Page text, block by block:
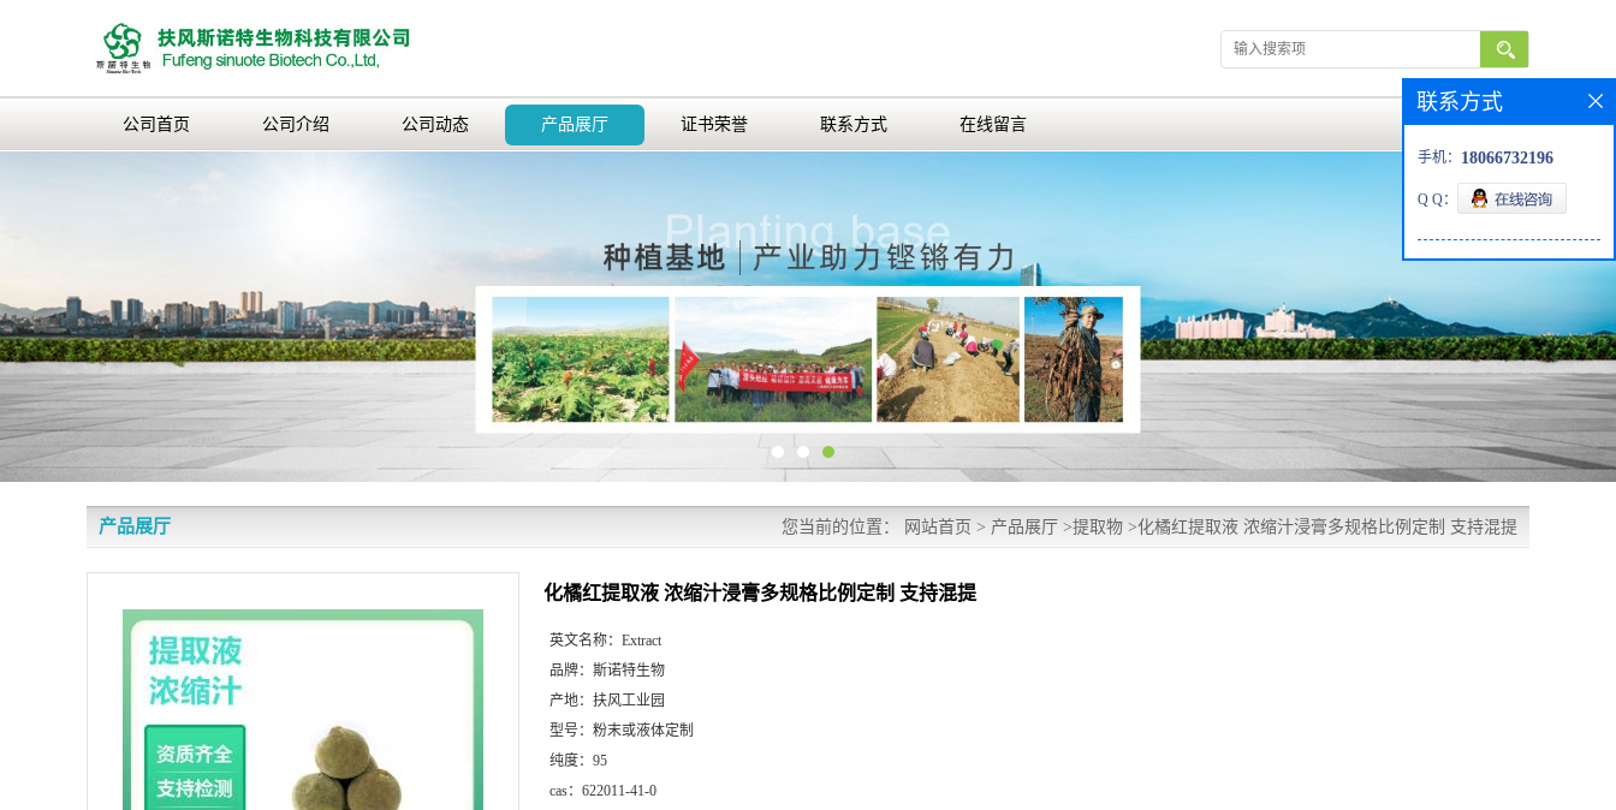
公司首页 公司介绍 公司动态 产品展厅 证书荣誉 联系方式 在线留言
产品展厅 您当前的位置： 网站首页 > 产品展厅 >提取物 >化橘红提取液 浓缩汁浸膏多规格比例定制 支持混提
化橘红提取液 浓缩汁浸膏多规格比例定制 支持混提
英文名称： Extract
品牌： 斯诺特生物
产地： 扶风工业园
型号： 粉末或液体定制
纯度： 95
cas： 622011-41-0
联系方式
手机： 18066732196
Q Q：